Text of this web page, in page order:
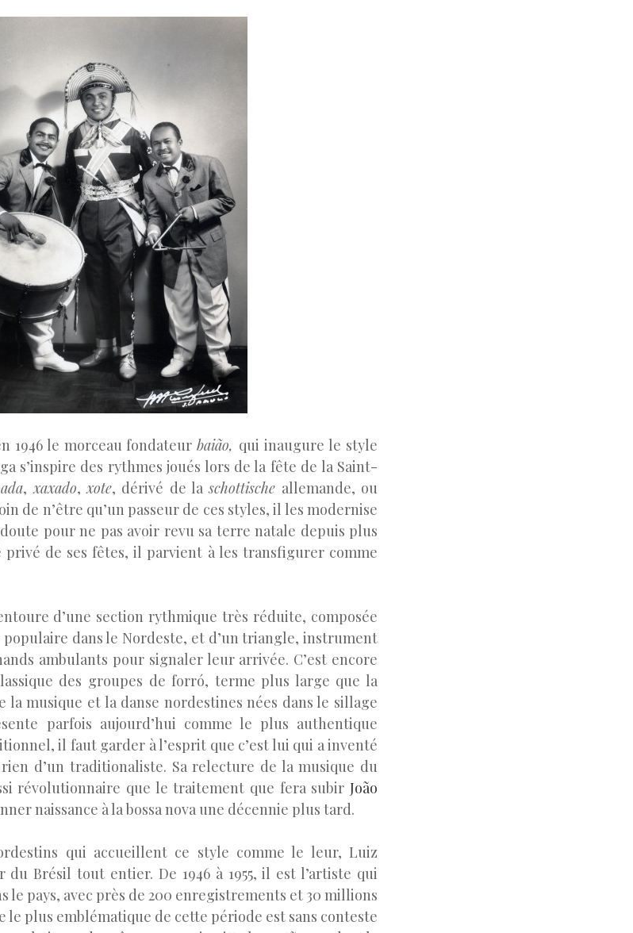
1946 le morceau fondateurbaião, qui inaugure le style
s’inspire des rythmes joués lors de la fête de la Saint-
,xaxado,xote, dérivé de laschottische allemande, ou
de n’être qu’un passeur de ces styles, il les modernise
doute pour ne pas avoir revu sa terre natale depuis plus
privé de ses fêtes, il parvient à les transfigurer comme
d’une section rythmique très réduite, composée
populaire dans le Nordeste, et d’un triangle, instrument
ambulants pour signaler leur arrivée. C’est encore
des groupes de forró, terme plus large que la
musique et la danse nordestines nées dans le sillage
parfois aujourd’hui comme le plus authentique
il faut garder à l’esprit que c’est lui qui a inventé
d’un traditionaliste. Sa relecture de la musique du
révolutionnaire que le traitement que fera subir João
naissance à la bossa nova une décennie plus tard.
qui accueillent ce style comme le leur, Luiz
Brésil tout entier. De 1946 à 1955, il est l’artiste qui
le pays, avec près de 200 enregistrements et 30 millions
le plus emblématique de cette période est sans conteste